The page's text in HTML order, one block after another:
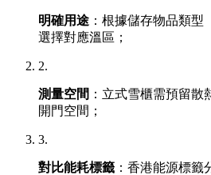
明確用途 ：根據儲存物品類型
選擇對應溫區；
2.
測量空間 ：立式雪櫃需預留
開門空間；
3.
對比能耗標籤 ：香港能源標